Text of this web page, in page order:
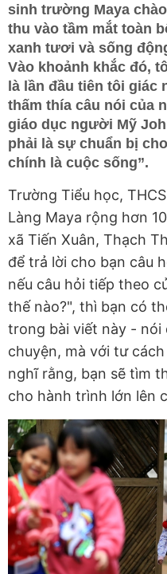
sinh trường Maya
thu vào tầm mắt toàn
xanh tươi và sống
Vào khoảnh khắc đó,
là lần đầu tiên tôi giác
thấm thía câu nói của
giáo dục người Mỹ
phải là sự chuẩn bị
chính là cuộc sống”.
Trường Tiểu học,
Làng Maya rộng hơn
xã Tiến Xuân, Thạch
để trả lời cho bạn câu
nếu câu hỏi tiếp theo
thế nào?", thì bạn có
trong bài viết này - nói
chuyện, mà với tư
nghĩ rằng, bạn sẽ tìm
cho hành trình lớn lên